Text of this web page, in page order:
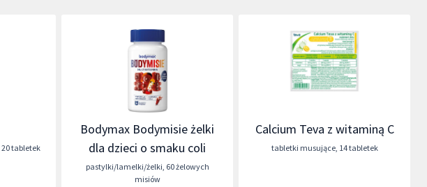
20 tabletek
Bodymax Bodymisie żelki
dla dzieci o smaku coli
pastylki/lamelki/żelki, 60 żelowych
misiów
Calcium Teva z witaminą C
tabletki musujące, 14 tabletek